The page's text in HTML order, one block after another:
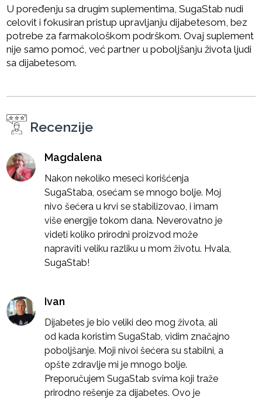
U poređenju sa drugim suplementima, SugaStab nudi
celovit i fokusiran pristup upravljanju dijabetesom, bez
potrebe za farmakološkom podrškom. Ovaj suplement
nije samo pomoć, već partner u poboljšanju života ljudi
sa dijabetesom.
Recenzije
Magdalena
Nakon nekoliko meseci korišćenja
SugaStaba, osećam se mnogo bolje. Moj
nivo šećera u krvi se stabilizovao, i imam
više energije tokom dana. Neverovatno je
videti koliko prirodni proizvod može
napraviti veliku razliku u mom životu. Hvala,
SugaStab!
Ivan
Dijabetes je bio veliki deo mog života, ali
od kada koristim SugaStab, vidim značajno
poboljšanje. Moji nivoi šećera su stabilni, a
opšte zdravlje mi je mnogo bolje.
Preporučujem SugaStab svima koji traže
prirodno rešenje za dijabetes. Ovo je